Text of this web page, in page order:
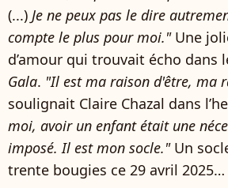
(...) Je ne peux pas le dire
compte le plus pour moi."Une
d’amour qui trouvait écho dans
Gala. "Il est ma raison d'être, ma
soulignait Claire Chazal dans
moi, avoir un enfant était une
imposé. Il est mon socle."Un
trente bougies ce 29 avril 2025…